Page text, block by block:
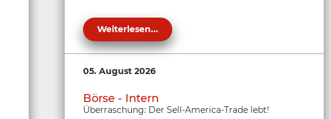
Weiterlesen...
05. August 2026
Börse - Intern
Überraschung: Der Sell-America-Trade lebt!